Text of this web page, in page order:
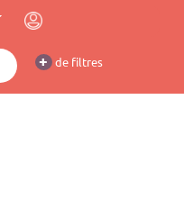
+ de filtres